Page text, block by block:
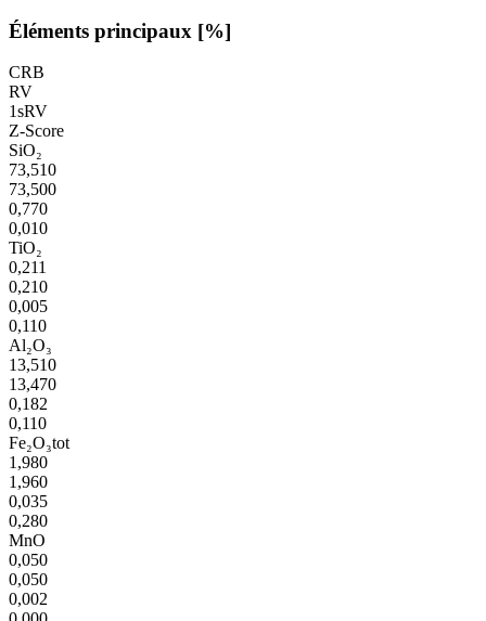
Éléments principaux [%]
CRB
RV
1sRV
Z-Score
SiO₂
73,510
73,500
0,770
0,010
TiO₂
0,211
0,210
0,005
0,110
Al₂O₃
13,510
13,470
0,182
0,110
Fe₂O₃tot
1,980
1,960
0,035
0,280
MnO
0,050
0,050
0,002